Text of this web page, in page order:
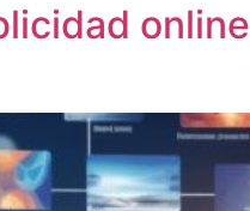
online